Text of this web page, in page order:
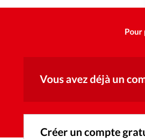
Pour
Vous avez déjà un
Créer un compte